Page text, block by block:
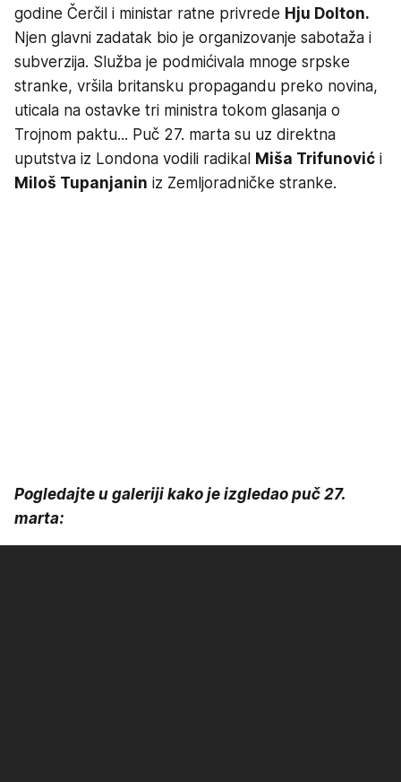
godine Čerčil i ministar ratne privrede Hju Dolton.
Njen glavni zadatak bio je organizovanje sabotaža i
subverzija. Služba je podmićivala mnoge srpske
stranke, vršila britansku propagandu preko novina,
uticala na ostavke tri ministra tokom glasanja o
Trojnom paktu... Puč 27. marta su uz direktna
uputstva iz Londona vodili radikal Miša Trifunović i
Miloš Tupanjanin iz Zemljoradničke stranke.
Pogledajte u galeriji kako je izgledao puč 27.
marta: